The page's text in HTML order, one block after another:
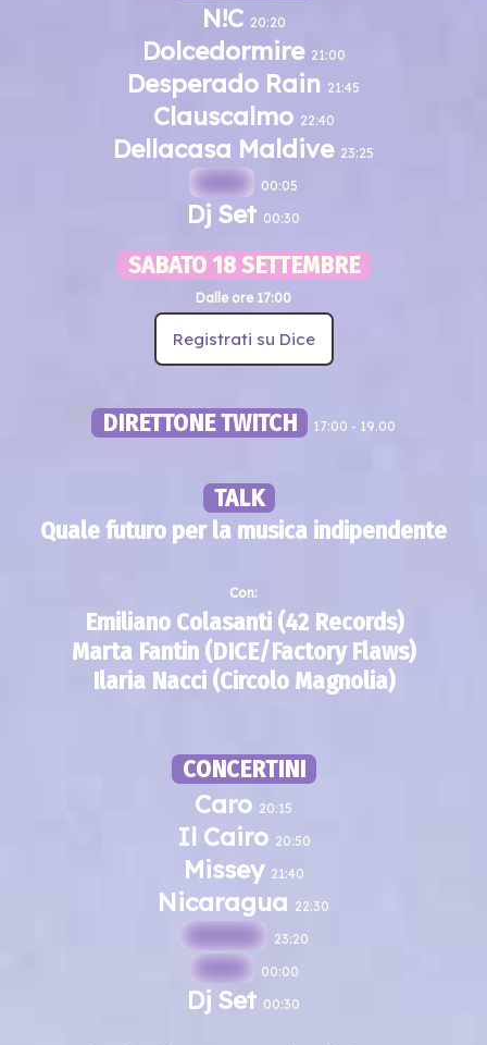
N!C 20:20
Dolcedormire 21:00
Desperado Rain 21:45
Clauscalmo 22:40
Dellacasa Maldive 23:25
----- 00:05
Dj Set 00:30
SABATO 18 SETTEMBRE
Dalle ore 17:00
Registrati su Dice
DIRETTONE TWITCH 17:00 - 19.00
TALK
Quale futuro per la musica indipendente
Con:
Emiliano Colasanti (42 Records)
Marta Fantin (DICE/Factory Flaws)
Ilaria Nacci (Circolo Magnolia)
CONCERTINI
Caro 20:15
Il Cairo 20:50
Missey 21:40
Nicaragua 22:30
--- ---- 23:20
----- 00:00
Dj Set 00:30